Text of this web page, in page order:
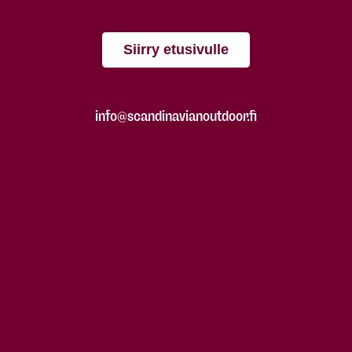
Siirry etusivulle
info@scandinavianoutdoor.fi